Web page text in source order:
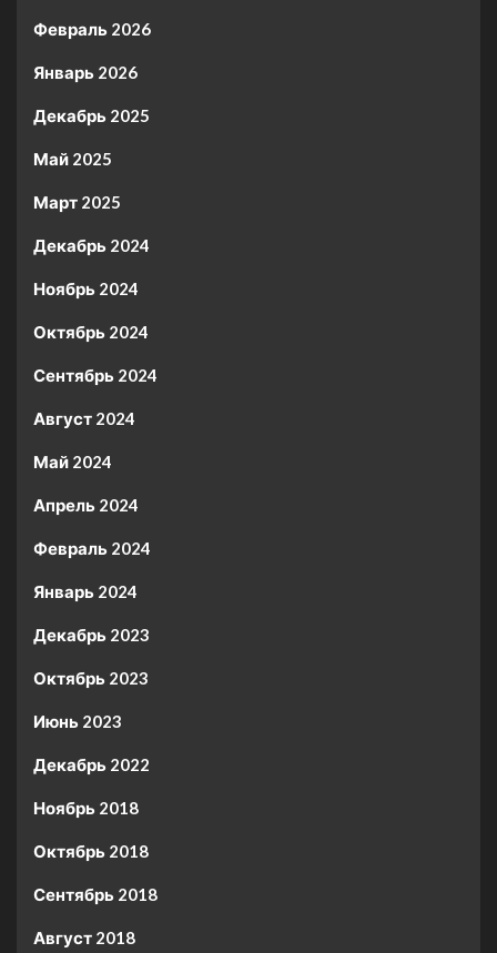
Февраль 2026
Январь 2026
Декабрь 2025
Май 2025
Март 2025
Декабрь 2024
Ноябрь 2024
Октябрь 2024
Сентябрь 2024
Август 2024
Май 2024
Апрель 2024
Февраль 2024
Январь 2024
Декабрь 2023
Октябрь 2023
Июнь 2023
Декабрь 2022
Ноябрь 2018
Октябрь 2018
Сентябрь 2018
Август 2018